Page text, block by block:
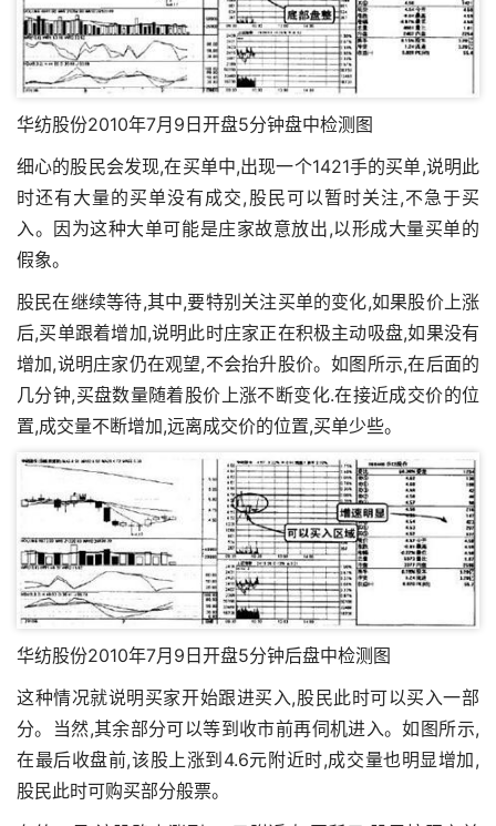
华纺股份2010年7月9日开盘5分钟盘中检测图
细心的股民会发现,在买单中,出现一个1421手的买单,说明此
时还有大量的买单没有成交,股民可以暂时关注,不急于买
入。因为这种大单可能是庄家故意放出,以形成大量买单的
假象。
股民在继续等待,其中,要特别关注买单的变化,如果股价上涨
后,买单跟着增加,说明此时庄家正在积极主动吸盘,如果没有
增加,说明庄家仍在观望,不会抬升股价。如图所示,在后面的
几分钟,买盘数量随着股价上涨不断变化.在接近成交价的位
置,成交量不断增加,远离成交价的位置,买单少些。
华纺股份2010年7月9日开盘5分钟后盘中检测图
这种情况就说明买家开始跟进买入,股民此时可以买入一部
分。当然,其余部分可以等到收市前再伺机进入。如图所示,
在最后收盘前,该股上涨到4.6元附近时,成交量也明显增加,
股民此时可购买部分般票。